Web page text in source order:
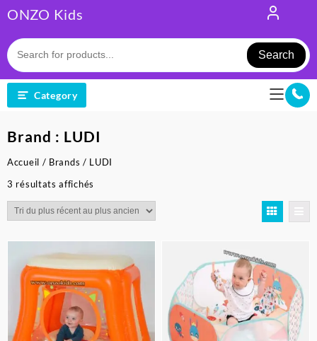
to
content
ONZO Kids
Search
Category
Brand : LUDI
Accueil / Brands / LUDI
3 résultats affichés
plus
au
plus
ancien